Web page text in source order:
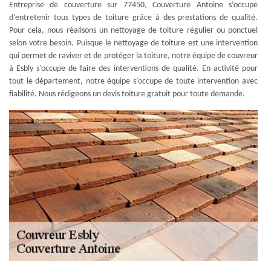
Entreprise de couverture sur 77450, Couverture Antoine s’occupe
d’entretenir tous types de toiture grâce à des prestations de qualité.
Pour cela, nous réalisons un nettoyage de toiture régulier ou ponctuel
selon votre besoin. Puisque le nettoyage de toiture est une intervention
qui permet de raviver et de protéger la toiture, notre équipe de couvreur
à Esbly s’occupe de faire des interventions de qualité. En activité pour
tout le département, notre équipe s’occupe de toute intervention avec
fiabilité. Nous rédigeons un devis toiture gratuit pour toute demande.